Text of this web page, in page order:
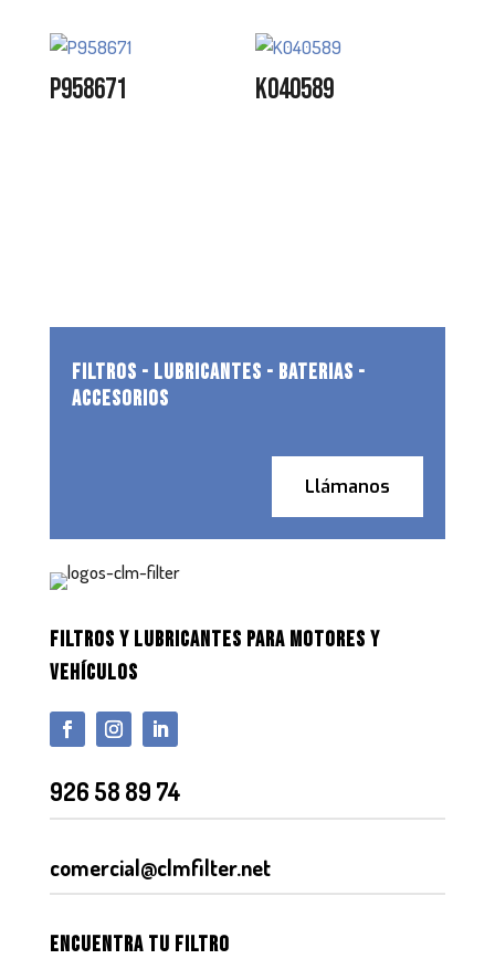
P958671 K040589
FILTROS - LUBRICANTES - BATERIAS -
ACCESORIOS
Llámanos
FILTROS Y LUBRICANTES PARA MOTORES Y
VEHÍCULOS
926 58 89 74
comercial@clmfilter.net
Encuentra tu filtro